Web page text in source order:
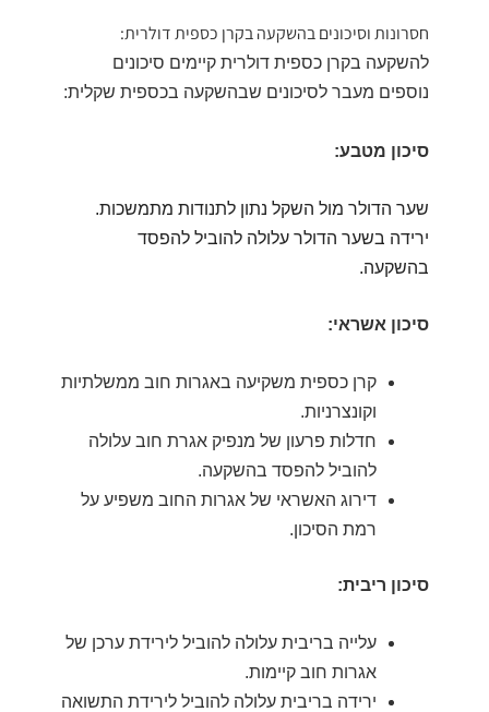
חסרונות וסיכונים בהשקעה בקרן כספית דולרית:
להשקעה בקרן כספית דולרית קיימים סיכונים
נוספים מעבר לסיכונים שבהשקעה בכספית שקלית:
סיכון מטבע:
שער הדולר מול השקל נתון לתנודות מתמשכות.
ירידה בשער הדולר עלולה להוביל להפסד
בהשקעה.
סיכון אשראי:
קרן כספית משקיעה באגרות חוב ממשלתיות
וקונצרניות.
חדלות פרעון של מנפיק אגרת חוב עלולה
להוביל להפסד בהשקעה.
דירוג האשראי של אגרות החוב משפיע על
רמת הסיכון.
סיכון ריבית:
עלייה בריבית עלולה להוביל לירידת ערכן של
אגרות חוב קיימות.
ירידה בריבית עלולה להוביל לירידת התשואה